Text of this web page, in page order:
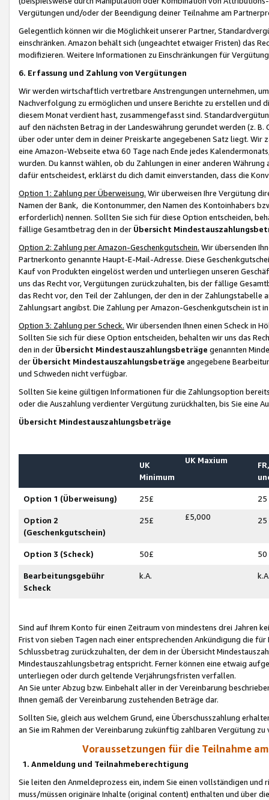
Vergütungen und/oder der Beendigung deiner Teilnahme am
Gelegentlich können wir die Möglichkeit unserer Partner,
einschränken. Amazon behält sich (ungeachtet etwaiger Fristen) das
modifizieren. Weitere Informationen zu Einschränkungen für
6. Erfassung und Zahlung von Vergütungen
Wir werden wirtschaftlich vertretbare Anstrengungen unternehmen,
Nachverfolgung zu ermöglichen und unsere Berichte zu erstellen und
diesem Monat verdient hast, zusammengefasst sind.
auf den nächsten Betrag in der Landeswährung gerundet werden (z.
über oder unter dem in deiner Preiskarte angegebenen Satz liegt.
eine Amazon-Webseite etwa 60 Tage nach Ende jedes
wurden. Du kannst wählen, ob du Zahlungen in einer anderen
dafür entscheidest, erklärst du dich damit einverstanden, dass die
Option 1: Zahlung per Überweisung. Wir überweisen Ihre Vergütung
Namen der Bank, die Kontonummer, den Namen des Kontoinhabers
erforderlich) nennen. Sollten Sie sich für diese Option entscheiden,
fällige Gesamtbetrag den in der Übersicht
Option 2: Zahlung per Amazon-Geschenkgutschein. Wir übersenden
Partnerkonto genannte Haupt-E-Mail-Adresse. Diese
Kauf von Produkten eingelöst werden und unterliegen unseren
uns das Recht vor, Vergütungen zurückzuhalten, bis der fällige
das Recht vor, den Teil der Zahlungen, der den in der
Zahlungsart angibst. Die Zahlung per Amazon-Geschenkgutschein ist
Option 3: Zahlung per Scheck. Wir übersenden Ihnen einen Scheck in
Sollten Sie sich für diese Option entscheiden, behalten wir uns das
den in der Übersicht Mindestauszahlungsbeträge genannten
der Übersicht Mindestauszahlungsbeträge angegebene
und Schweden nicht verfügbar.
Sollten Sie keine gültigen Informationen für die Zahlungsoption
oder die Auszahlung verdienter Vergütung zurückhalten, bis Sie
Übersicht Mindestauszahlungsbeträge
UK
Minimum
UK Maxium
Option 1 (Überweisung) 25£ 25
Option 2
(Geschenkgutschein)
25£ £5,000 25
Option 3 (Scheck) 50£ 50
Bearbeitungsgebühr
Scheck
k.A.
Sind auf Ihrem Konto für einen Zeitraum von mindestens drei Jahren
Frist von sieben Tagen nach einer entsprechenden Ankündigung die
Schlussbetrag zurückzuhalten, der dem in der Übersicht
Mindestauszahlungsbetrag entspricht. Ferner können eine etwaig
unterliegen oder durch geltende Verjährungsfristen verfallen.
An Sie unter Abzug bzw. Einbehalt aller in der Vereinbarung
Ihnen gemäß der Vereinbarung zustehenden Beträge dar.
Sollten Sie, gleich aus welchem Grund, eine Überschusszahlung
an Sie im Rahmen der Vereinbarung zukünftig zahlbaren Vergütung zu
Voraussetzungen für die Teilnahme
1. Anmeldung und Teilnahmeberechtigung
Sie leiten den Anmeldeprozess ein, indem Sie einen vollständigen
muss/müssen originäre Inhalte (original content) enthalten und über